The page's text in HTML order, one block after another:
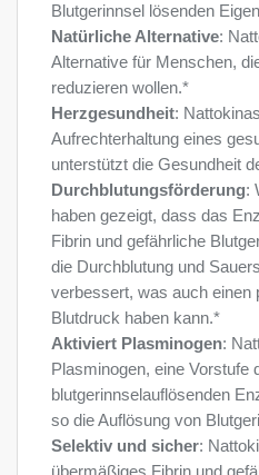
Blutgerinnsel lösenden
Natürliche Alternative:
Alternative für Menschen,
reduzieren wollen.*
Herzgesundheit:
Aufrechterhaltung eines
unterstützt die Gesundheit
Durchblutungsförderung:
haben gezeigt, dass das
Fibrin und gefährliche
die Durchblutung und
verbessert, was auch einen
Blutdruck haben kann.*
Aktiviert Plasminogen:
Plasminogen, eine Vorstufe
blutgerinnselauflösenden
so die Auflösung von
Selektiv und sicher:
übermäßiges Fibrin und